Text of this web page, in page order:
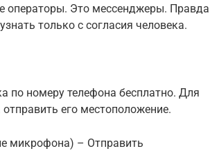
операторы. Это мессенджеры. Правда
только с согласия человека.
по номеру телефона бесплатно. Для
его местоположение.
микрофона) – Отправить